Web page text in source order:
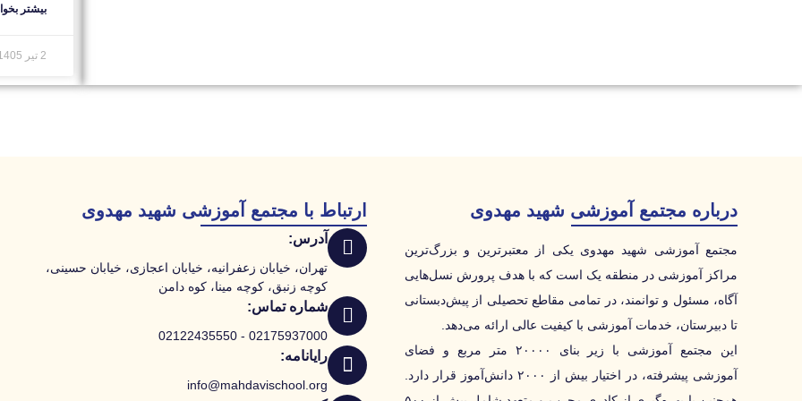
بیشتر
2 تیر 1405
درباره مجتمع آموزشی شهید مهدوی
مجتمع آموزشی شهید مهدوی یکی از معتبرترین و بزرگ‌ترین
مراکز آموزشی در منطقه یک است که با هدف پرورش نسل‌هایی
آگاه، مسئول و توانمند، در تمامی مقاطع تحصیلی از پیش‌دبستانی
تا دبیرستان، خدمات آموزشی با کیفیت عالی ارائه می‌دهد.
این مجتمع آموزشی با زیر بنای ۲۰۰۰۰ متر مربع و فضای
آموزشی پیشرفته، در اختیار بیش از ۲۰۰۰ دانش‌آموز قرار دارد.
ارتباط با مجتمع آموزشی شهید مهدوی
آدرس:
تهران، خیابان زعفرانیه، خیابان اعجازی، خیابان حسینی،
کوچه زنبق، کوچه مینا، کوه دامن
شماره تماس:
02175937000 - 02122435550
رایانامه:
info@mahdavischool.org